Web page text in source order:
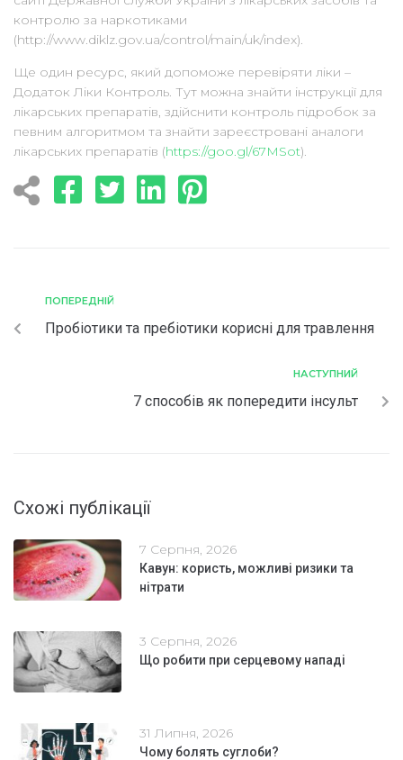
контролю за наркотиками
(http://www.diklz.gov.ua/control/main/uk/index).
Ще один ресурс, який допоможе перевіряти ліки –
Додаток Ліки Контроль. Тут можна знайти інструкції для
лікарських препаратів, здійснити контроль підробок за
певним алгоритмом та знайти зареєстровані аналоги
лікарських препаратів (https://goo.gl/67MSot).
ПОПЕРЕДНІЙ
Пробіотики та пребіотики корисні для травлення
НАСТУПНИЙ
7 способів як попередити інсульт
Схожі публікації
7 Серпня, 2026
Кавун: користь, можливі ризики та
нітрати
3 Серпня, 2026
Що робити при серцевому нападі
31 Липня, 2026
Чому болять суглоби?